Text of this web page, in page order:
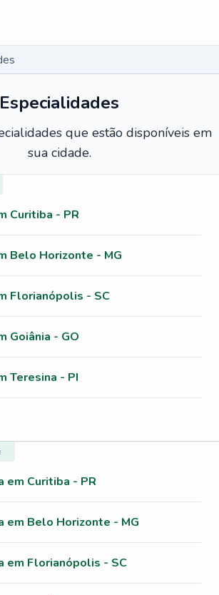
Especialidades
que estão disponíveis em
sua cidade.
Curitiba - PR
Belo Horizonte - MG
Florianópolis - SC
Goiânia - GO
Teresina - PI
Curitiba - PR
Belo Horizonte - MG
em Florianópolis - SC